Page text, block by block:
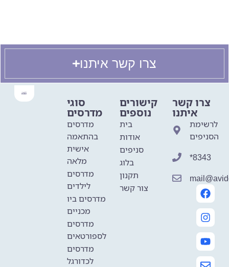
צרו קשר איתנו
סוגי
מדרסים
מדרסים
בהתאמה
אישית
מלאה
מדרסים
לילדים
מדרסים ביו
מכניים
מדרסים
לספורטאים
מדרסים
לכדורגל
קישורים
נוספים
בית
אודות
סניפים
בלוג
תקנון
צור קשר
צרו קשר
איתנו
לרשימת
הסניפים
*8343